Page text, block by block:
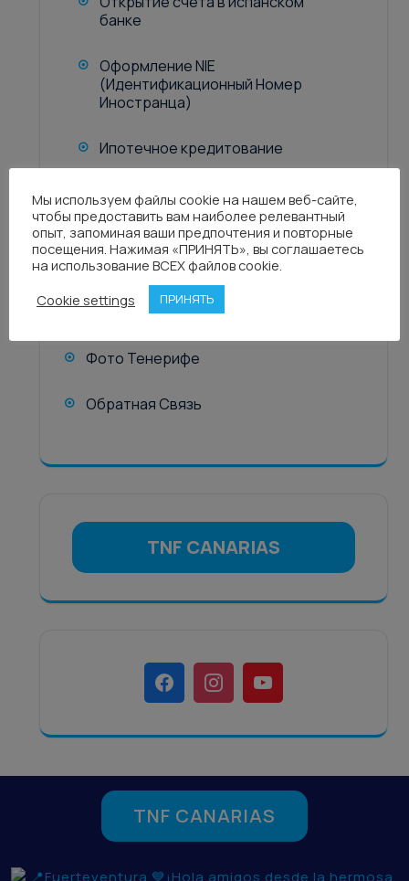
банке
Оформление NIE
(Идентификационный Номер
Иностранца)
Ипотечное кредитование
Порядок оформления сделки
Стоимость оформления сделки у
нотариуса
Блог
Фото Тенерифе
Обратная Связь
TNF CANARIAS
TNF CANARIAS
Мы используем файлы cookie на нашем веб-сайте,
чтобы предоставить вам наиболее релевантный
опыт, запоминая ваши предпочтения и повторные
посещения. Нажимая «ПРИНЯТЬ», вы соглашаетесь
на использование ВСЕХ файлов cookie.
Cookie settings
ПРИНЯТЬ